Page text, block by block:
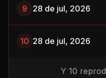
9 28 de jul, 2026
10 28 de jul, 2026
Y 10